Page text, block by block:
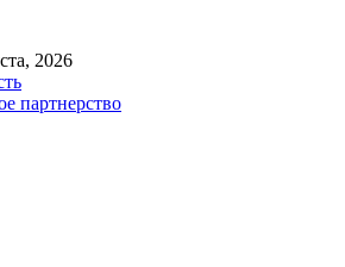
2026
партнерство